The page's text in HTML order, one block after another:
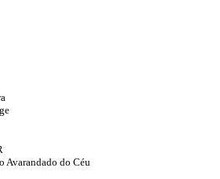
Avarandado do Céu